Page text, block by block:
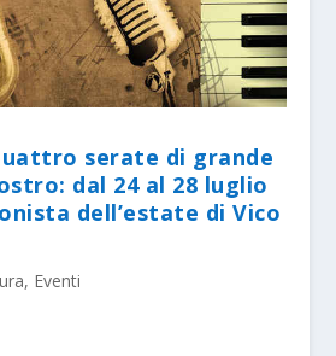
serate di grande
dal 24 al 28 luglio
dell’estate di Vico
, Eventi